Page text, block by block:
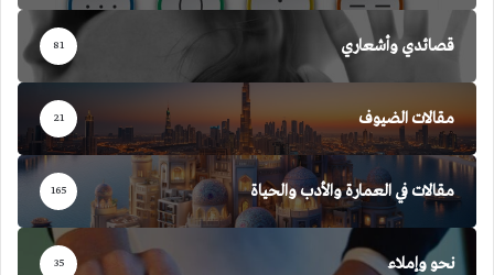
قصائدي وأشعاري 81
مقالات الضيوف 21
مقالات في العمارة والأدب والحياة 165
نحو وإملاء 35